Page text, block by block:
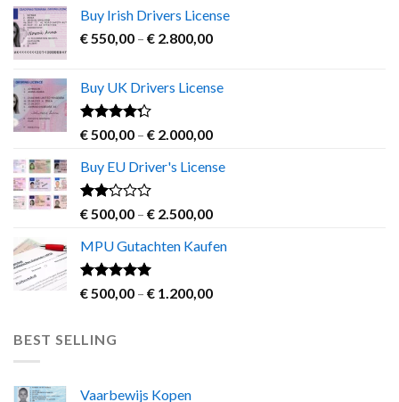
be
chosen
product
page
Buy Irish Drivers License
€550,00 – € 2.800,00Price
through
Buy UK Drivers License
Rated
out
of 5
€500,00 – € 2.000,00Price
€ 500,00
€ 2.000,00
Buy EU Driver's License
Rated
out
of 5
€500,00 – € 2.500,00Price
€ 500,00
€ 2.500,00
MPU Gutachten Kaufen
Rated5.00
out of 5
€500,00 – € 1.200,00Price
BEST SELLING
Vaarbewijs Kopen